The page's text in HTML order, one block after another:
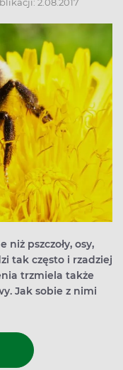
2.08.2017
pszczoły, osy,
tak często i rzadziej
trzmiela także
Jak sobie z nimi